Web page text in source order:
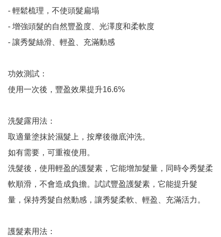
- 輕鬆梳理，不使頭髮扁塌
- 增強頭髮的自然豐盈度、光澤度和柔軟度
- 讓秀髮絲滑、輕盈、充滿動感
功效測試：
使用一次後，豐盈效果提升16.6%
洗髮露用法：
取適量塗抹於濕髮上，按摩後徹底沖洗。
如有需要，可重複使用。
洗髮後，使用輕盈的護髮素，它能增加髮量，同時令秀髮柔
軟順滑，不會造成負擔。試試豐盈護髮素，它能提升髮
量，保持秀髮自然動感，讓秀髮柔軟、輕盈、充滿活力。
護髮素用法：